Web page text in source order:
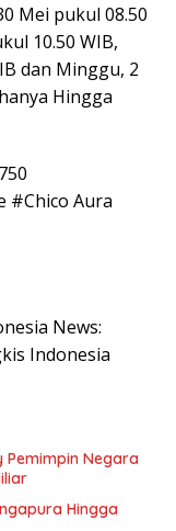
Mei pukul 08.50
10.50 WIB,
dan Minggu, 2
Hingga
#Chico Aura
News:
Indonesia
Pemimpin Negara
Hingga